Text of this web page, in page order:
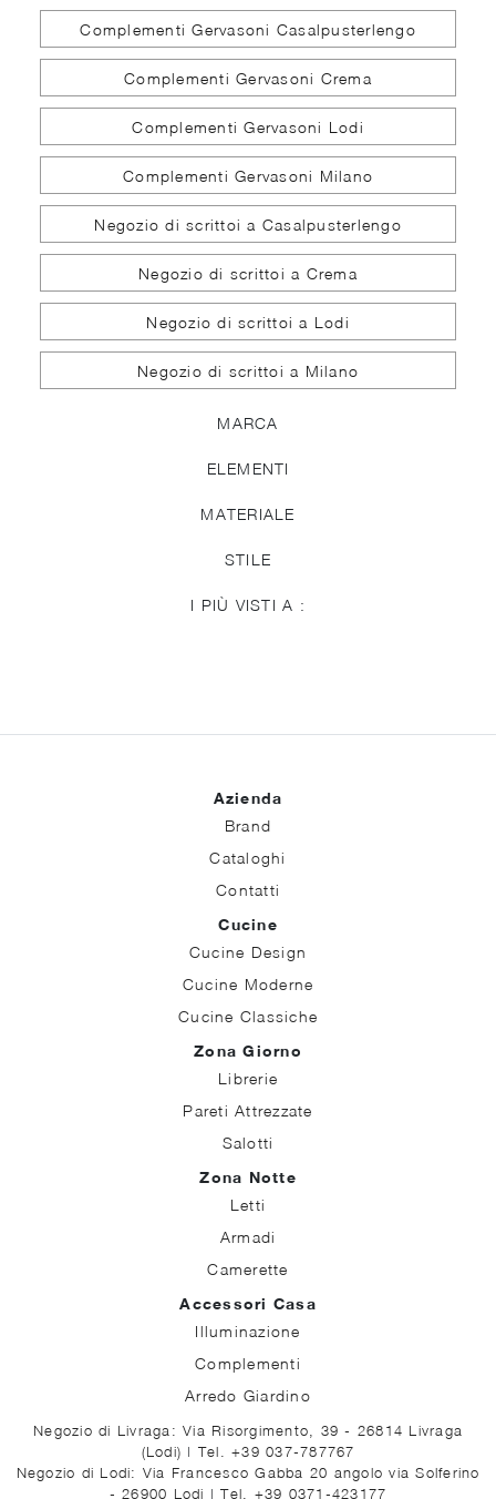
Complementi Gervasoni Casalpusterlengo
Complementi Gervasoni Crema
Complementi Gervasoni Lodi
Complementi Gervasoni Milano
Negozio di scrittoi a Casalpusterlengo
Negozio di scrittoi a Crema
Negozio di scrittoi a Lodi
Negozio di scrittoi a Milano
MARCA
ELEMENTI
MATERIALE
STILE
I PIÙ VISTI A :
Azienda
Brand
Cataloghi
Contatti
Cucine
Cucine Design
Cucine Moderne
Cucine Classiche
Zona Giorno
Librerie
Pareti Attrezzate
Salotti
Zona Notte
Letti
Armadi
Camerette
Accessori Casa
Illuminazione
Complementi
Arredo Giardino
Negozio di Livraga: Via Risorgimento, 39 - 26814 Livraga
(Lodi) | Tel. +39 037-787767
Negozio di Lodi: Via Francesco Gabba 20 angolo via Solferino
- 26900 Lodi |Tel. +39 0371-423177